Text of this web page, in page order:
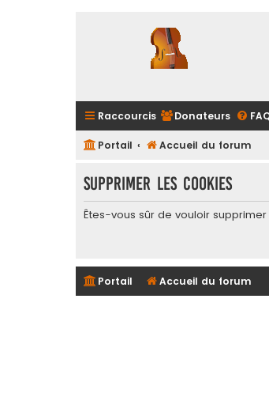
Raccourcis Donateurs
Portail Accueil du forum
Supprimer les cookies
Êtes-vous sûr de vouloir
Portail Accueil du forum